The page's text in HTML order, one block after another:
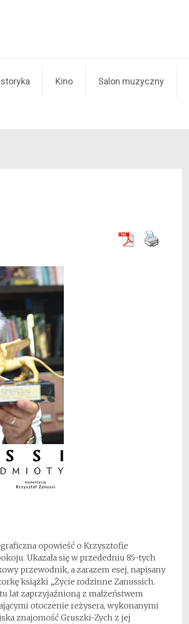
Kino Salon muzyczny
opowieść o Krzysztofie
Ukazała się w przededniu 85-tych
przewodnik, a zarazem esej, napisany
książki „Życie rodzinne Zanussich.
lat zaprzyjaźnioną z małżeństwem
otoczenie reżysera, wykonanymi
znajomość Gruszki-Zych z jej